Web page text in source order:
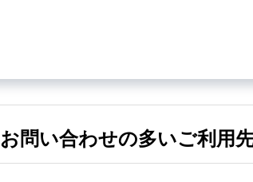
お問い合わせの多いご利用先